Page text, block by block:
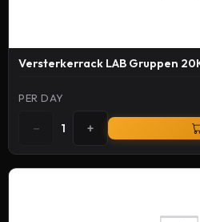
Versterkerrack LAB Gruppen
PER DAY
− 1 +